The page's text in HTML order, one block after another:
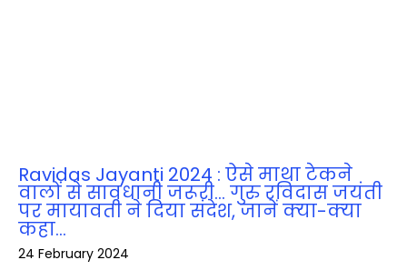
Ravidas Jayanti 2024 : ऐसे माथा टेकने
वालों से सावधानी जरूरी… गुरु रविदास जयंती
पर मायावती ने दिया संदेश, जानें क्‍या-क्‍या
कहा…
24 February 2024